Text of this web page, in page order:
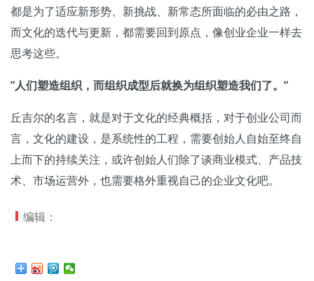
都是为了适应新形势、新挑战、新常态所面临的必由之路，
而文化的迭代与更新，都需要回到原点，像创业企业一样去
思考这些。
”人们塑造组织，而组织成型后就换为组织塑造我们了。”
丘吉尔的名言，就是对于文化的经典概括，对于创业公司而
言，文化的建设，是系统性的工程，需要创始人自始至终自
上而下的持续关注，或许创始人们除了谈商业模式、产品技
术、市场运营外，也需要格外重视自己的企业文化吧。
编辑：